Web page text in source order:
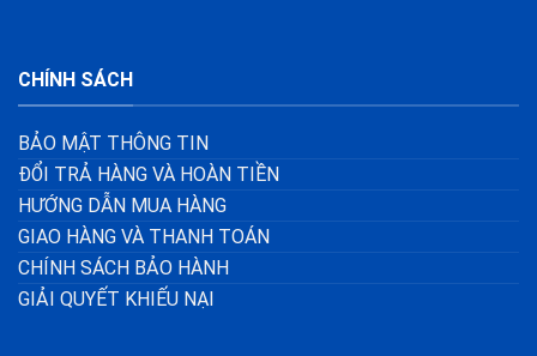
CHÍNH SÁCH
BẢO MẬT THÔNG TIN
ĐỔI TRẢ HÀNG VÀ HOÀN TIỀN
HƯỚNG DẪN MUA HÀNG
GIAO HÀNG VÀ THANH TOÁN
CHÍNH SÁCH BẢO HÀNH
GIẢI QUYẾT KHIẾU NẠI